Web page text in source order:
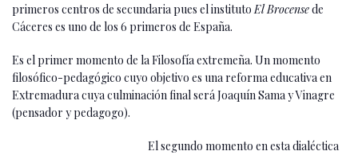
primeros centros de secundaria pues el institutoEl Brocensede
Cáceres es uno de los 6 primeros de España.
Es el primer momento de la Filosofía extremeña. Un momento
filosófico-pedagógico cuyo objetivo es una reforma educativa en
Extremadura cuya culminación final será Joaquín Sama y Vinagre
(pensador y pedagogo).
El segundo momento en esta dialéctica